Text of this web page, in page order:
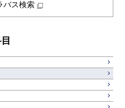
バス検索